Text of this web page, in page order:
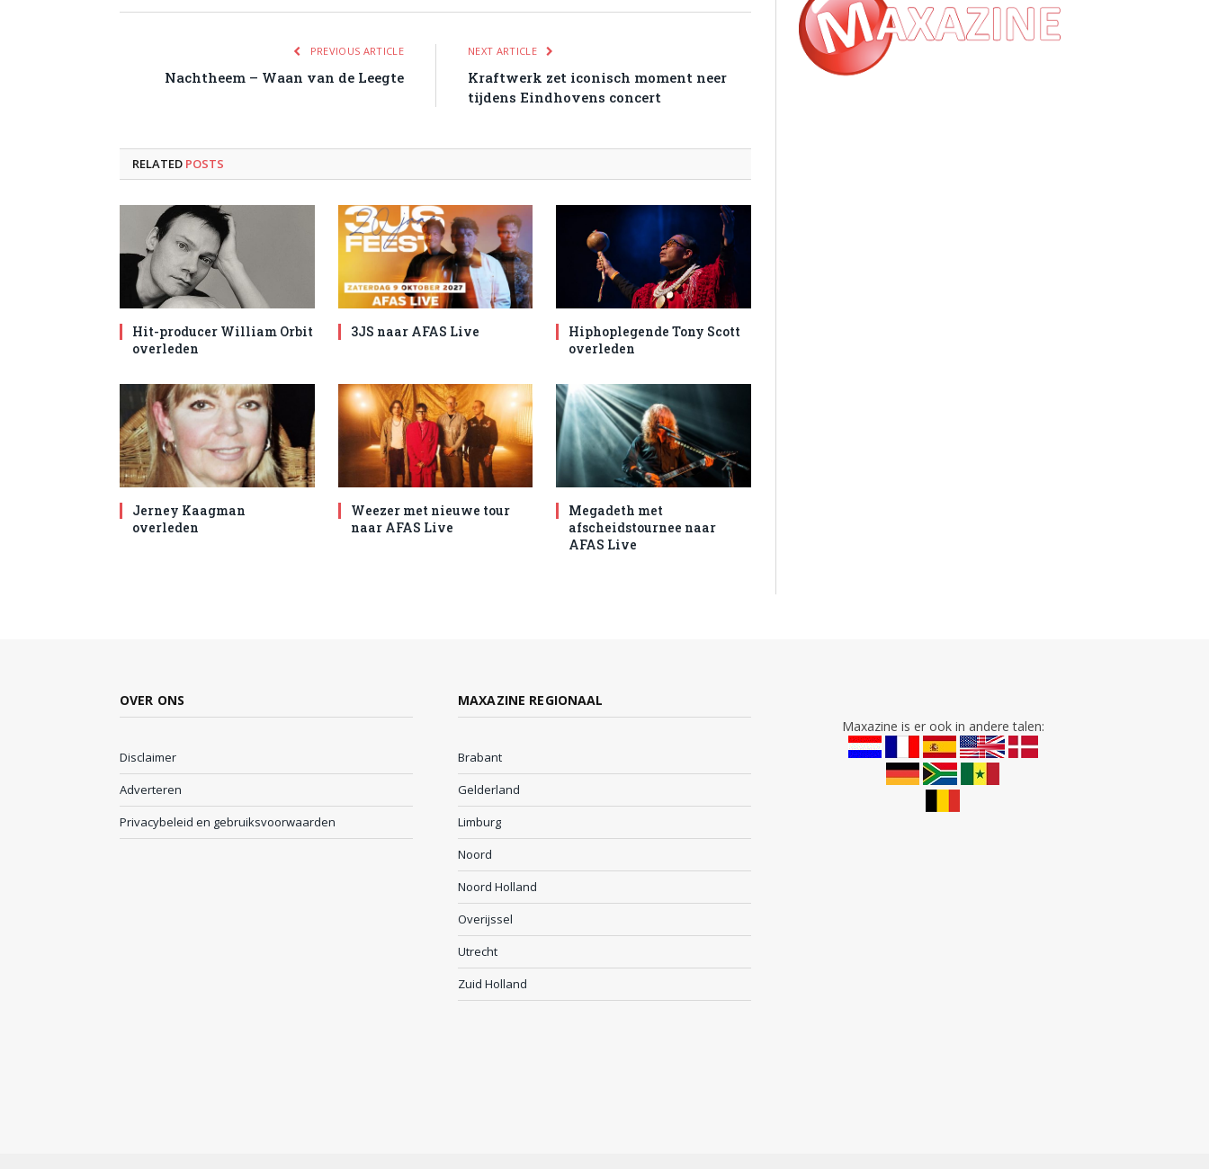
PREVIOUS ARTICLE
Nachtheem – Waan van de Leegte
NEXT ARTICLE
Kraftwerk zet iconisch moment neer
tijdens Eindhovens concert
RELATED POSTS
Hit-producer William Orbit
overleden
3JS naar AFAS Live
Hiphoplegende Tony Scott
overleden
Jerney Kaagman
overleden
Weezer met nieuwe tour
naar AFAS Live
Megadeth met
afscheidstournee naar
AFAS Live
OVER ONS
Disclaimer
Adverteren
Privacybeleid en gebruiksvoorwaarden
MAXAZINE REGIONAAL
Brabant
Gelderland
Limburg
Noord
Noord Holland
Overijssel
Utrecht
Zuid Holland
Maxazine is er ook in andere talen: